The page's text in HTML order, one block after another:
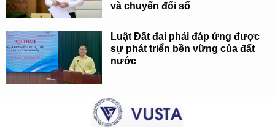
và chuyển đổi số
Luật Đất đai phải đáp ứng được
sự phát triển bền vững của đất
nước